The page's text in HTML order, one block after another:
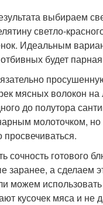
выбираем
светло-
Идеальным
будет
мясных волокон
до полутора
молоточком, но
сочность готового
заранее, а сделаем
можем
кусочек мяса и не